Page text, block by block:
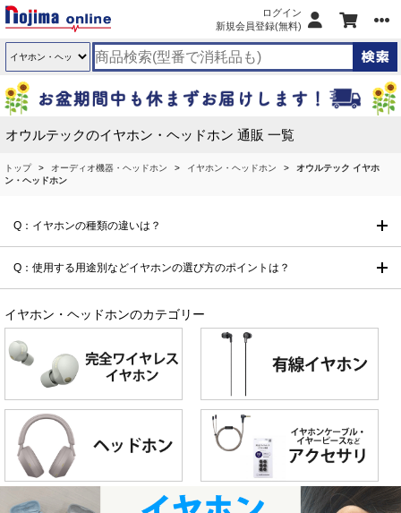
ログイン
新規会員登録(無料)
オウルテックのイヤホン・ヘッドホン 通販 一覧
トップ オーディオ機器・ヘッドホン イヤホン・ヘッドホン
オウルテック イヤホ
ン・ヘッドホン
Q：イヤホンの種類の違いは？
Q：使用する用途別などイヤホンの選び方のポイントは？
イヤホン・ヘッドホンのカテゴリー